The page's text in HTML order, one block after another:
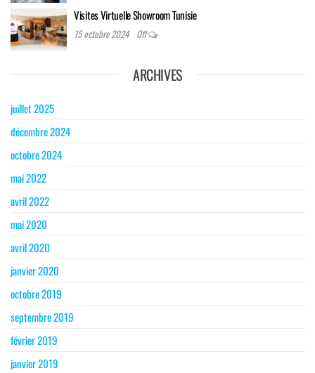
Visites Virtuelle Showroom Tunisie
15 octobre 2024 Off
ARCHIVES
juillet 2025
décembre 2024
octobre 2024
mai 2022
avril 2022
mai 2020
avril 2020
janvier 2020
octobre 2019
septembre 2019
février 2019
janvier 2019